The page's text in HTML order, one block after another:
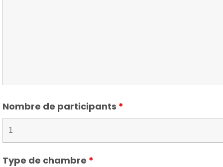
Nombre de participants *
Type de chambre *